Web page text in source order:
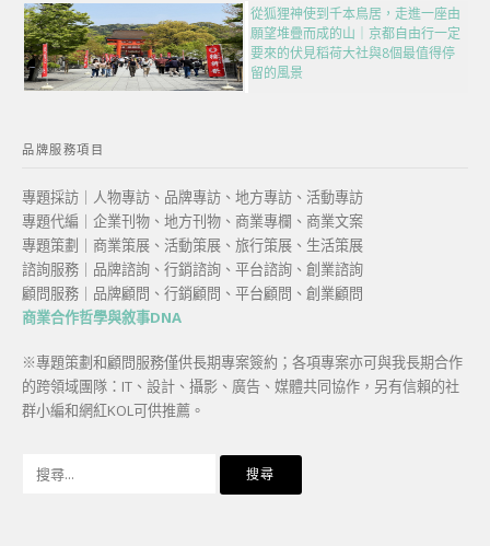
從狐狸神使到千本鳥居，走進一座由
願望堆疊而成的山｜京都自由行一定
要來的伏見稻荷大社與8個最值得停
留的風景
品牌服務項目
專題採訪｜人物專訪、品牌專訪、地方專訪、活動專訪
專題代編｜企業刊物、地方刊物、商業專欄、商業文案
專題策劃｜商業策展、活動策展、旅行策展、生活策展
諮詢服務｜品牌諮詢、行銷諮詢、平台諮詢、創業諮詢
顧問服務｜品牌顧問、行銷顧問、平台顧問、創業顧問
商業合作哲學與敘事DNA
※專題策劃和顧問服務僅供長期專案簽約；各項專案亦可與我長期合作
的跨領域團隊：IT、設計、攝影、廣告、媒體共同協作，另有信賴的社
群小編和網紅KOL可供推薦。